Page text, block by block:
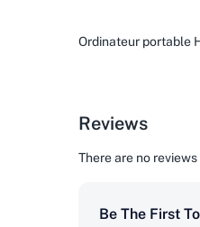
Ordinateur portable
Reviews
There are no reviews
Be The First